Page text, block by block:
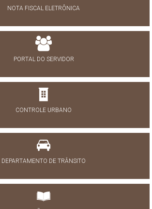
NOTA FISCAL ELETRÔNICA
PORTAL DO SERVIDOR
CONTROLE URBANO
DEPARTAMENTO DE TRÂNSITO